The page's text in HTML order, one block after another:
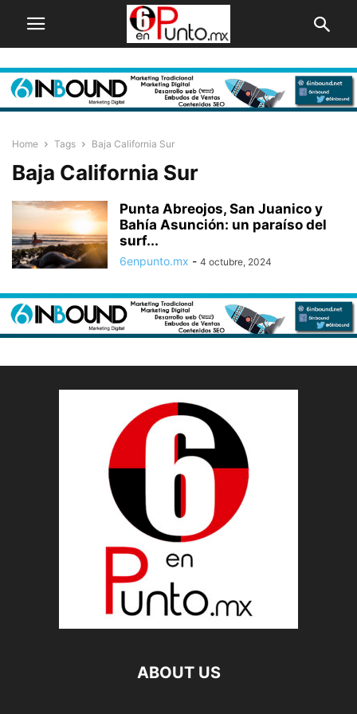
Home Tags Baja California Sur
Baja California Sur
Punta Abreojos, San Juanico y
Bahía Asunción: un paraíso del
surf...
6enpunto.mx - 4 octubre, 2024
ABOUT US